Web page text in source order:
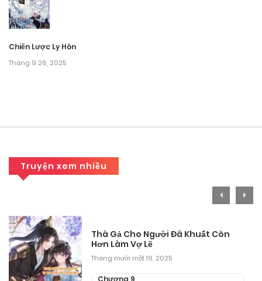
Chương 27
Tháng 9 27, 2025
Chương 26
Chương 24
Chương 23
Tháng 9 27, 2025
Chương 22
Chiến Lược Ly Hôn
Tháng 9 26, 2025
Truyện xem nhiều
Thà Gả Cho Người Đã Khuất Còn
Hơn Làm Vợ Lẽ
Tháng mười một 19, 2025